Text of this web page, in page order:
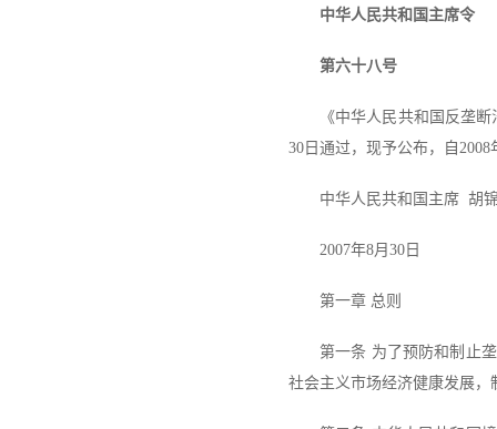
中华人民共和国主席令
第六十八号
《中华人民共和国反垄
30日通过，现予公布，自2008
中华人民共和国主席 胡
2007年8月30日
第一章 总则
第一条 为了预防和制止
社会主义市场经济健康发展，